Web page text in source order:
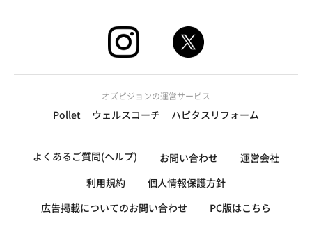
オズビジョンの運営サービス
Pollet ウェルスコーチ ハピタスリフォーム
よくあるご質問(ヘルプ) お問い合わせ
運営会社
利用規約
個人情報保護方針
広告掲載についてのお問い合わせ
PC版はこちら